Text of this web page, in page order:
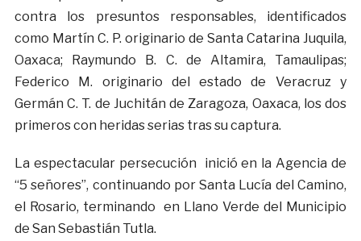
contra los presuntos responsables, identificados
como Martín C. P. originario de Santa Catarina Juquila,
Oaxaca; Raymundo B. C. de Altamira, Tamaulipas;
Federico M. originario del estado de Veracruz y
Germán C. T. de Juchitán de Zaragoza, Oaxaca, los dos
primeros con heridas serias tras su captura.
La espectacular persecución inició en la Agencia de
“5 señores”, continuando por Santa Lucía del Camino,
el Rosario, terminando en Llano Verde del Municipio
de San Sebastián Tutla.